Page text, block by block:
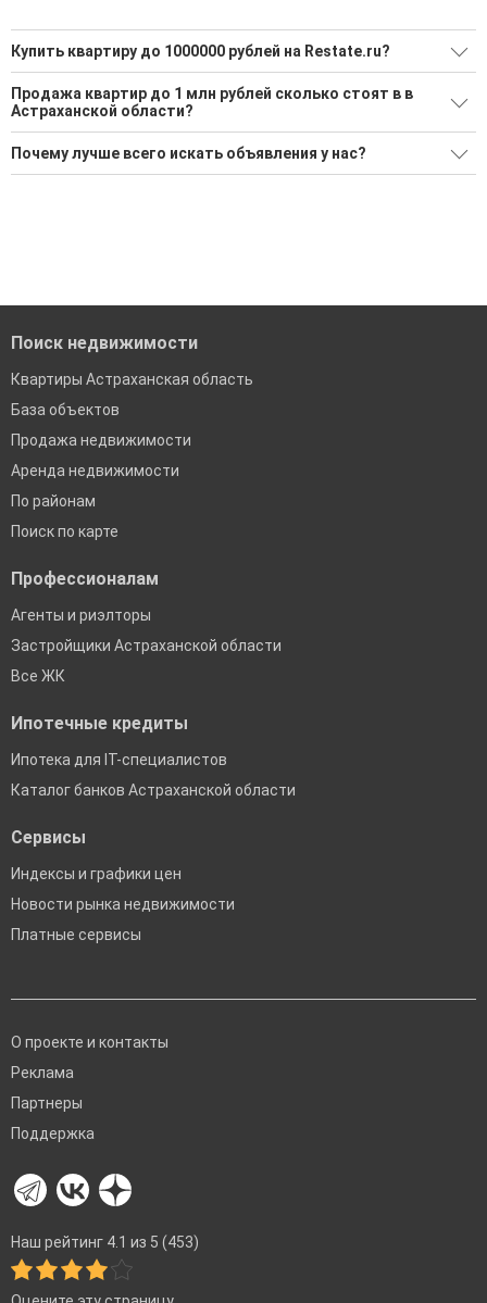
Купить квартиру до 1000000 рублей на Restate.ru?
Ищите, как Купить квартиру до 1000000 рублей?
11 актуальных и проверенных объявлений
Воспользуйтесь нашим поиском по новостройкам, для
Продажа квартир до 1 млн рублей сколько стоят в в
Астраханской области?
Средняя площадь: 52.1 кв.м.
Почему лучше всего искать объявления у нас?
Поиск недвижимости
Квартиры Астраханская область
База объектов
Продажа недвижимости
Аренда недвижимости
По районам
Поиск по карте
Профессионалам
Агенты и риэлторы
Застройщики Астраханской области
Все ЖК
Ипотечные кредиты
Ипотека для IT-специалистов
Каталог банков Астраханской области
Сервисы
Индексы и графики цен
Новости рынка недвижимости
Платные сервисы
О проекте и контакты
Реклама
Партнеры
Поддержка
Наш рейтинг 4.1 из 5 (453)